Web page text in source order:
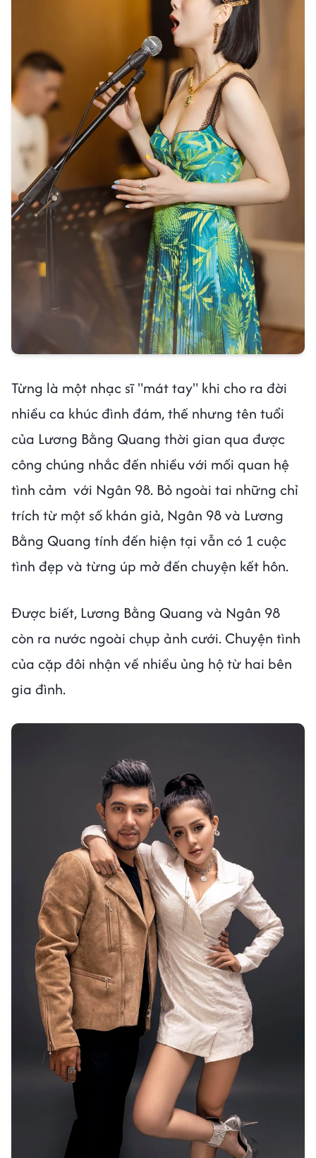
Từng là một nhạc sĩ "mát tay" khi cho ra đời
nhiều ca khúc đình đám, thế nhưng tên tuổi
của Lương Bằng Quang thời gian qua được
công chúng nhắc đến nhiều với mối quan hệ
tình cảm với Ngân 98. Bỏ ngoài tai những chỉ
trích từ một số khán giả, Ngân 98 và Lương
Bằng Quang tính đến hiện tại vẫn có 1 cuộc
tình đẹp và từng úp mở đến chuyện kết hôn.
Được biết, Lương Bằng Quang và Ngân 98
còn ra nước ngoài chụp ảnh cưới. Chuyện tình
của cặp đôi nhận về nhiều ủng hộ từ hai bên
gia đình.